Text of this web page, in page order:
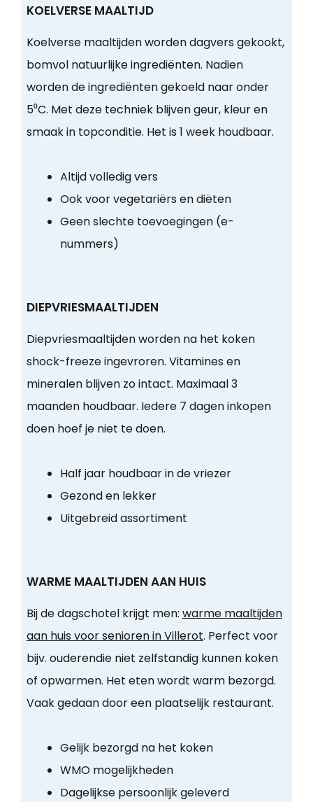
KOELVERSE MAALTIJD
Koelverse maaltijden worden dagvers gekookt,
bomvol natuurlijke ingrediënten. Nadien
worden de ingrediënten gekoeld naar onder
5⁰C. Met deze techniek blijven geur, kleur en
smaak in topconditie. Het is 1 week houdbaar.
Altijd volledig vers
Ook voor vegetariërs en diëten
Geen slechte toevoegingen (e-
nummers)
DIEPVRIESMAALTIJDEN
Diepvriesmaaltijden worden na het koken
shock-freeze ingevroren. Vitamines en
mineralen blijven zo intact. Maximaal 3
maanden houdbaar. Iedere 7 dagen inkopen
doen hoef je niet te doen.
Half jaar houdbaar in de vriezer
Gezond en lekker
Uitgebreid assortiment
WARME MAALTIJDEN AAN HUIS
Bij de dagschotel krijgt men: warme maaltijden
aan huis voor senioren in Villerot. Perfect voor
bijv. ouderendie niet zelfstandig kunnen koken
of opwarmen. Het eten wordt warm bezorgd.
Vaak gedaan door een plaatselijk restaurant.
Gelijk bezorgd na het koken
WMO mogelijkheden
Dagelijkse persoonlijk geleverd